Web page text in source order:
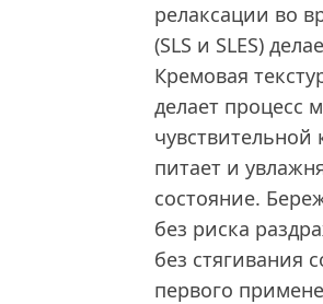
релаксации во
(SLS и SLES)
Кремовая
делает процесс
питает и
состояние.
без риска
без стягивания
первого